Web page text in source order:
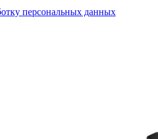
персональных данных